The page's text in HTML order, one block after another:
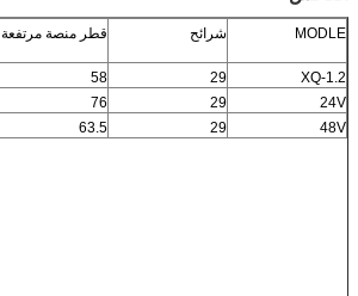
MODLE شرائح قطر منصة مرتفعة
XQ-1.2
29
58
24V
29
76
48V
29
63.5